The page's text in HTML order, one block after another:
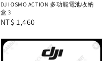
DJI OSMO ACTION 多功能電池收納
盒 3
Regular
NT$ 1,460